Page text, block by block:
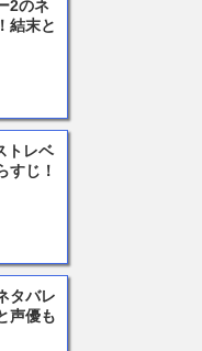
2のネ
結末と
トレベ
すじ！
タバレ
声優も